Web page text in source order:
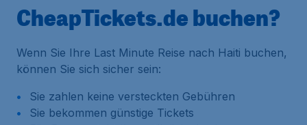
CheapTickets.de buchen?
Wenn Sie Ihre Last Minute Reise nach Haiti buchen,
können Sie sich sicher sein:
Sie zahlen keine versteckten Gebühren
Sie bekommen günstige Tickets